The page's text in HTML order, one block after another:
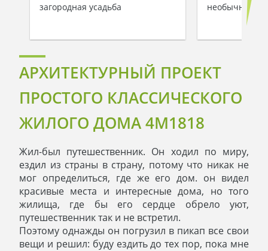
загородная усадьба
необычной
АРХИТЕКТУРНЫЙ ПРОЕКТ
ПРОСТОГО КЛАССИЧЕСКОГО
ЖИЛОГО ДОМА 4M1818
Жил-был путешественник. Он ходил по миру,
ездил из страны в страну, потому что никак не
мог определиться, где же его дом. он видел
красивые места и интересные дома, но того
жилища, где бы его сердце обрело уют,
путешественник так и не встретил.
Поэтому однажды он погрузил в пикап все свои
вещи и решил: буду ездить до тех пор, пока мне